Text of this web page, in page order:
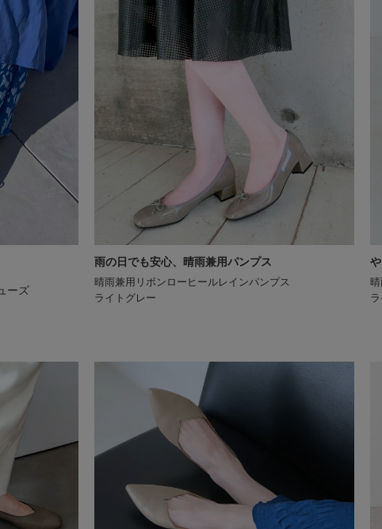
ーズ
雨の日でも安心、晴雨兼用パンプス
晴雨兼用リボンローヒールレインパンプス
ライトグレー